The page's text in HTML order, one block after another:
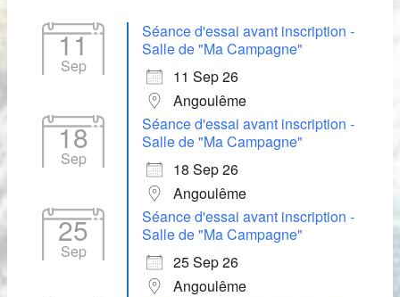
11
Sep
Séance d'essai avant inscription -
Salle de "Ma Campagne"
11 Sep 26
Angoulême
18
Sep
Séance d'essai avant inscription -
Salle de "Ma Campagne"
18 Sep 26
Angoulême
25
Sep
Séance d'essai avant inscription -
Salle de "Ma Campagne"
25 Sep 26
Angoulême